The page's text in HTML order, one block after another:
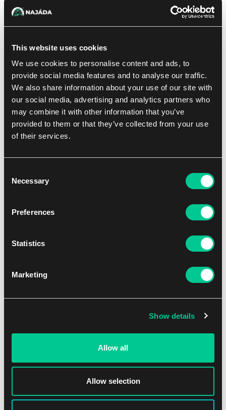
This website uses cookies
We use cookies to personalise content and ads, to
provide social media features and to analyse our traffic.
We also share information about your use of our site with
our social media, advertising and analytics partners who
may combine it with other information that you’ve
provided to them or that they’ve collected from your use
of their services.
Selection
Necessary
Preferences
Statistics
Marketing
Show details
Allow all
Allow selection
Dostępne: > 20 szt. W sklepie Brno:(0)
Dodaj do listy zakupów
Metody dostawy
UPS
11.08.2026
Odbiór osobisty w sklepie Brno 10.08.2026
Odbiór osobisty w sklepie Brno 10.08.2026
Może Ci się spodobać
Lorcana: Attack of the Vine! – Uncommon Set
7.79 € 1